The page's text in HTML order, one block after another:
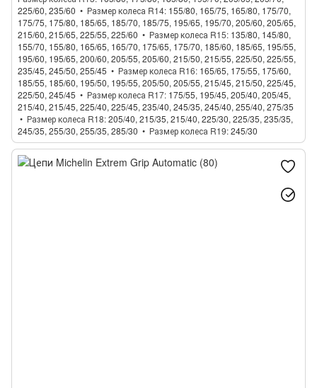
225/60, 235/60
Размер колеса R14 155/80, 165/75, 165/80, 175/70,
175/75, 175/80, 185/65, 185/70, 185/75, 195/65, 195/70, 205/60, 205/65,
215/60, 215/65, 225/55, 225/60
Размер колеса R15 135/80, 145/80,
155/70, 155/80, 165/65, 165/70, 175/65, 175/70, 185/60, 185/65, 195/55,
195/60, 195/65, 200/60, 205/55, 205/60, 215/50, 215/55, 225/50, 225/55,
235/45, 245/50, 255/45
Размер колеса R16 165/65, 175/55, 175/60,
185/55, 185/60, 195/50, 195/55, 205/50, 205/55, 215/45, 215/50, 225/45,
225/50, 245/45
Размер колеса R17 175/55, 195/45, 205/40, 205/45,
215/40, 215/45, 225/40, 225/45, 235/40, 245/35, 245/40, 255/40, 275/35
Размер колеса R18 205/40, 215/35, 215/40, 225/30, 225/35, 235/35,
245/35, 255/30, 255/35, 285/30
Размер колеса R19 245/30